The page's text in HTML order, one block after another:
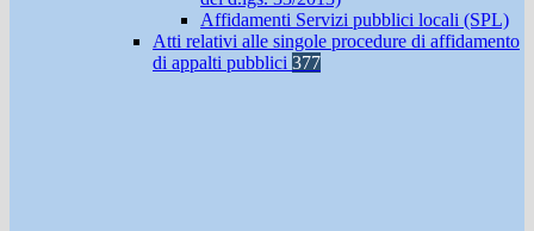
Affidamenti Servizi pubblici locali (SPL)
Atti relativi alle singole procedure di affidamento
di appalti pubblici 377